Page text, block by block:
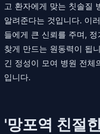
고 환자에게 맞는 칫솔질
알려준다는 것입니다. 이
들에게 큰 신뢰를 주며,
찾게 만드는 원동력이 됩
긴 정성이 모여 병원 전체
입니다.
'망포역 친절